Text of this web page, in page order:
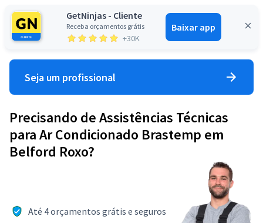
GetNinjas - Cliente
Receba orçamentos grátis
+30K
Baixar app
Entrar
Seja um profissional
Precisando de Assistências Técnicas
para Ar Condicionado Brastemp em
Belford Roxo?
Até 4 orçamentos grátis e seguros